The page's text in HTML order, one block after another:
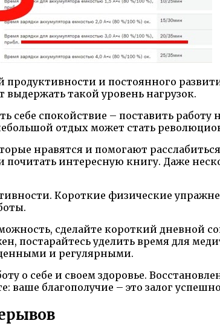
и постоянного
такой уровень нагрузок.
себе спокойствие – поставить работу
отдых может стать
нравятся и помогают
интересную книгу. Даже
Короткие физические
сделайте короткий
постарайтесь уделить время для
и регулярными.
о себе и своем здоровье.
благополучие – это залог